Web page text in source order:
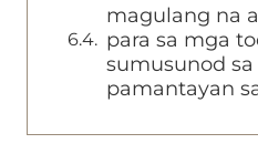
magulang na
para sa mga
sumusunod
pamantayan